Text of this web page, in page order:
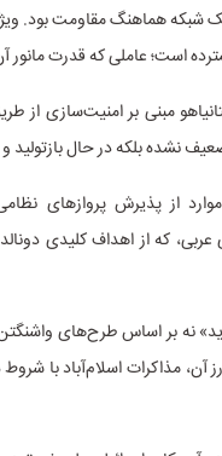
هماهنگ مقاومت بود.
است؛ عاملی که قدرت
مبنی بر امنیت‌سازی از
نشده بلکه در حال
از پذیرش پروازهای
که از اهداف کلیدی دونالد
نه بر اساس طرح‌های
آن، مذاکرات اسلام‌آباد با